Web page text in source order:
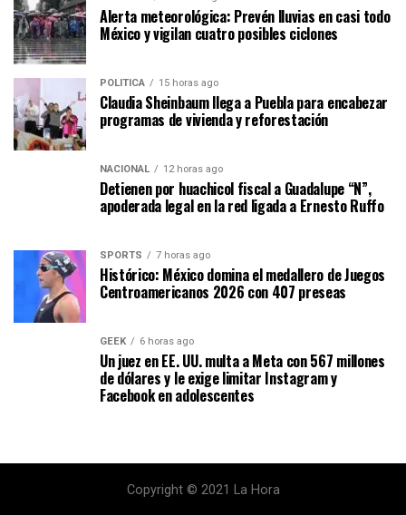
Alerta meteorológica: Prevén lluvias en casi todo
México y vigilan cuatro posibles ciclones
POLÍTICA 15 horas ago
Claudia Sheinbaum llega a Puebla para encabezar
programas de vivienda y reforestación
NACIONAL 12 horas ago
Detienen por huachicol fiscal a Guadalupe “N”,
apoderada legal en la red ligada a Ernesto Ruffo
SPORTS 7 horas ago
Histórico: México domina el medallero de Juegos
Centroamericanos 2026 con 407 preseas
GEEK 6 horas ago
Un juez en EE. UU. multa a Meta con 567 millones
de dólares y le exige limitar Instagram y
Facebook en adolescentes
Copyright © 2021 La Hora